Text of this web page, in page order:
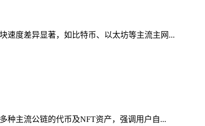
速度差异显著，如比特币、以太坊等主流主网...
种主流公链的代币及NFT资产，强调用户自...